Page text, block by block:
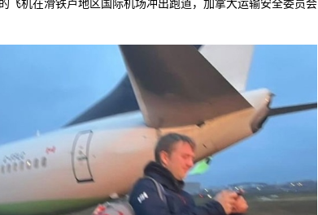
飞机在滑铁卢地区国际机场冲出跑道，加拿大运输安全委员会